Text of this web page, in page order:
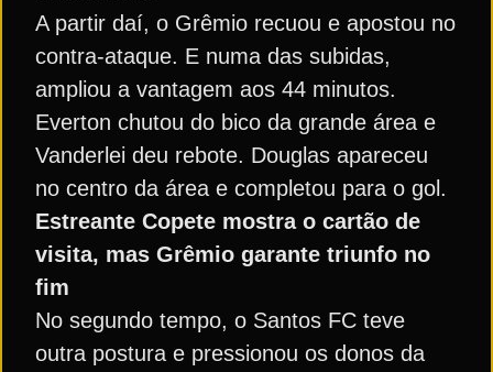
A partir daí, o Grêmio recuou e apostou no
contra-ataque. E numa das subidas,
ampliou a vantagem aos 44 minutos.
Everton chutou do bico da grande área e
Vanderlei deu rebote. Douglas apareceu
no centro da área e completou para o gol.
Estreante Copete mostra o cartão de
visita, mas Grêmio garante triunfo no
fim
No segundo tempo, o Santos FC teve
outra postura e pressionou os donos da